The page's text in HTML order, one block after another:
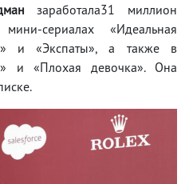
заработала31 миллион
сериалах «Идеальная
и «Экспаты», а также в
и «Плохая девочка». Она